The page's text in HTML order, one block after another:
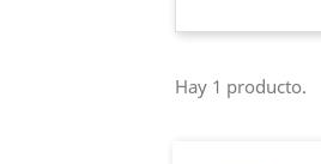
Hay 1 producto.